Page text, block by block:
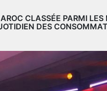
CLASSÉE PARMI LES
DES